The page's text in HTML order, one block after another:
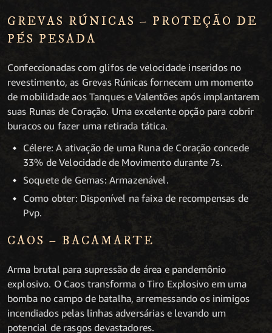
GREVAS RÚNICAS – PROTEÇÃO DE
PÉS PESADA
Confeccionadas com glifos de velocidade inseridos no
revestimento, as Grevas Rúnicas fornecem um momento
de mobilidade aos Tanques e Valentões após implantarem
suas Runas de Coração. Uma excelente opção para cobrir
buracos ou fazer uma retirada tática.
Célere: A ativação de uma Runa de Coração concede
33% de Velocidade de Movimento durante 7s.
Soquete de Gemas: Armazenável.
Como obter: Disponível na faixa de recompensas de
Pvp.
CAOS – BACAMARTE
Arma brutal para supressão de área e pandemônio
explosivo. O Caos transforma o Tiro Explosivo em uma
bomba no campo de batalha, arremessando os inimigos
incendiados pelas linhas adversárias e levando um
potencial de rasgos devastadores.